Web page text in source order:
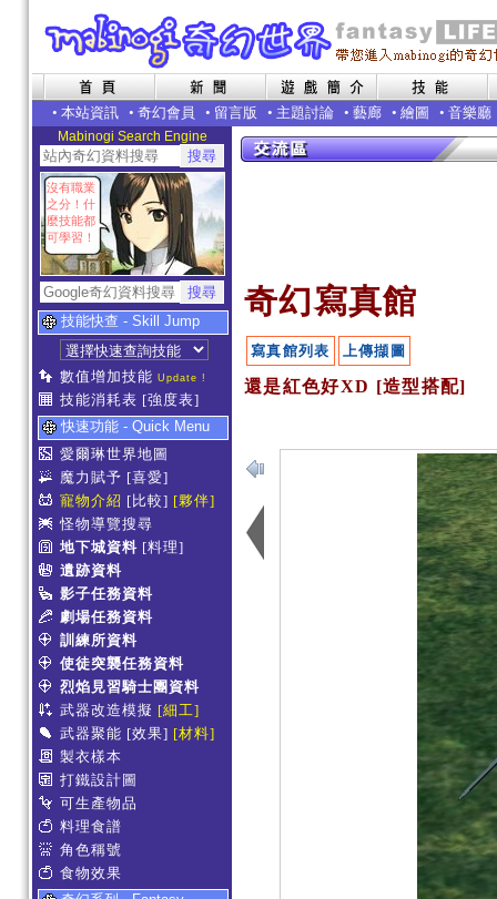
• 本站資訊 • 奇幻會員 • 留言版 • 主題討論 • 藝廊 • 繪圖 • 音樂廳
Mabinogi Search Engine
沒有職業
之分！什
麼技能都
可學習！
技能快查 - Skill Jump
數值增加技能 Update !
技能消耗表 [強度表]
快速功能 - Quick Menu
愛爾琳世界地圖
魔力賦予 [喜愛]
寵物介紹 [比較] [夥伴]
怪物導覽搜尋
地下城資料 [料理]
遺跡資料
影子任務資料
劇場任務資料
訓練所資料
使徒突襲任務資料
烈焰見習騎士團資料
武器改造模擬 [細工]
武器聚能 [效果] [材料]
製衣樣本
打鐵設計圖
可生產物品
料理食譜
角色稱號
食物效果
奇幻寫真館
寫真館列表 上傳擷圖
還是紅色好XD [造型搭配]